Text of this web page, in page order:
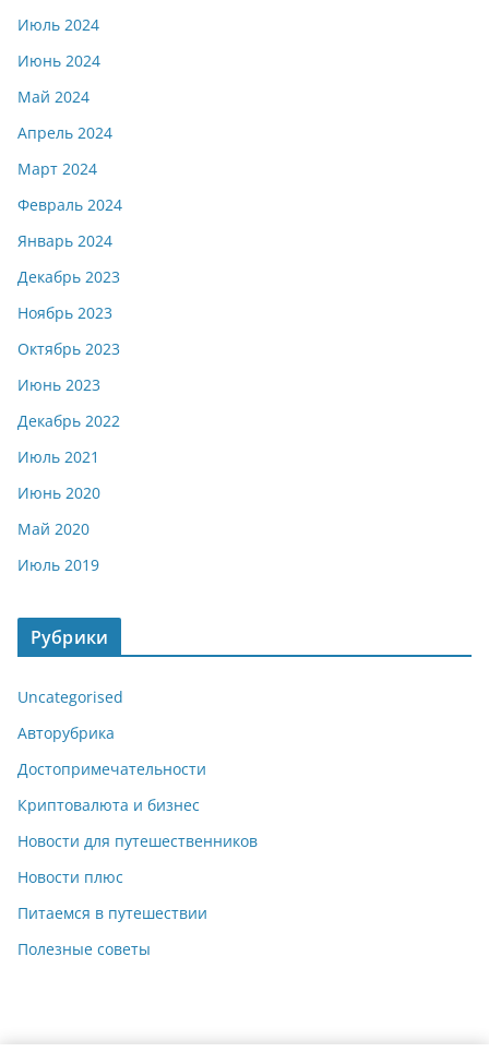
Июль 2024
Июнь 2024
Май 2024
Апрель 2024
Март 2024
Февраль 2024
Январь 2024
Декабрь 2023
Ноябрь 2023
Октябрь 2023
Июнь 2023
Декабрь 2022
Июль 2021
Июнь 2020
Май 2020
Июль 2019
Рубрики
Uncategorised
Авторубрика
Достопримечательности
Криптовалюта и бизнес
Новости для путешественников
Новости плюс
Питаемся в путешествии
Полезные советы